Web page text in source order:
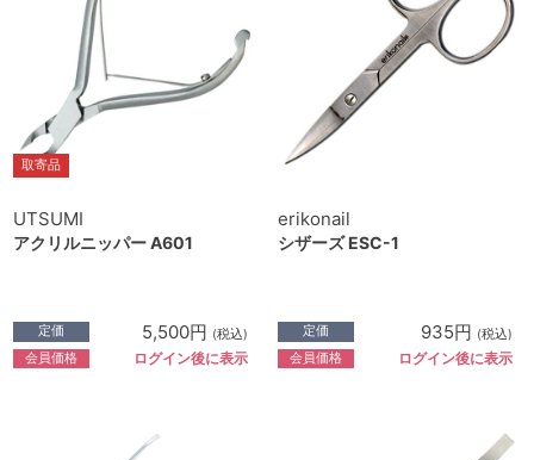
取寄品
UTSUMI
アクリルニッパー A601
定価 5,500円 (税込)
会員価格 ログイン後に表示
erikonail
シザーズ ESC-1
定価 935円 (税込)
会員価格 ログイン後に表示